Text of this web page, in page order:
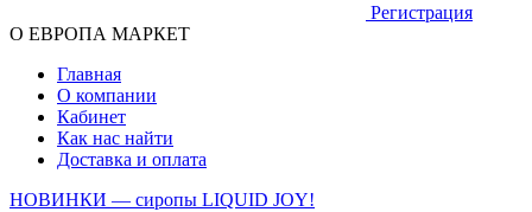
Регистрация
О ЕВРОПА МАРКЕТ
Главная
О компании
Кабинет
Как нас найти
Доставка и оплата
НОВИНКИ — сиропы LIQUID JOY!